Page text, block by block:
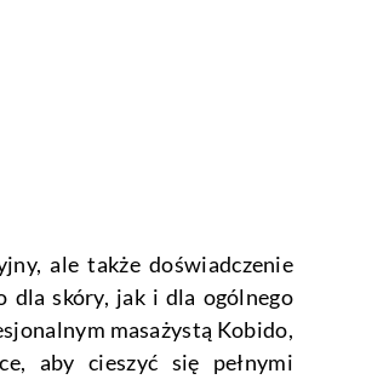
ale także doświadczenie
dla skóry, jak i dla ogólnego
masażystą Kobido,
aby cieszyć się pełnymi